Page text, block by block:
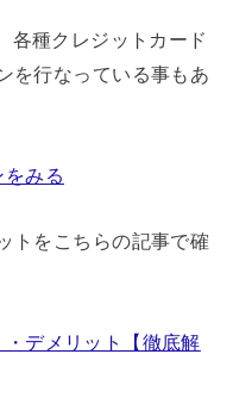
各種クレジットカード
を行なっている事もあ
みる
トをこちらの記事で確
デメリット【徹底解